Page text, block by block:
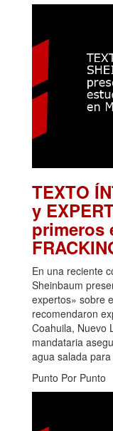
TEXTO
y
primeros
En una reciente
Sheinbaum
expertos» sobre
recomendaron
Coahuila, Nuevo
mandataria
agua salada
Punto Por Punto